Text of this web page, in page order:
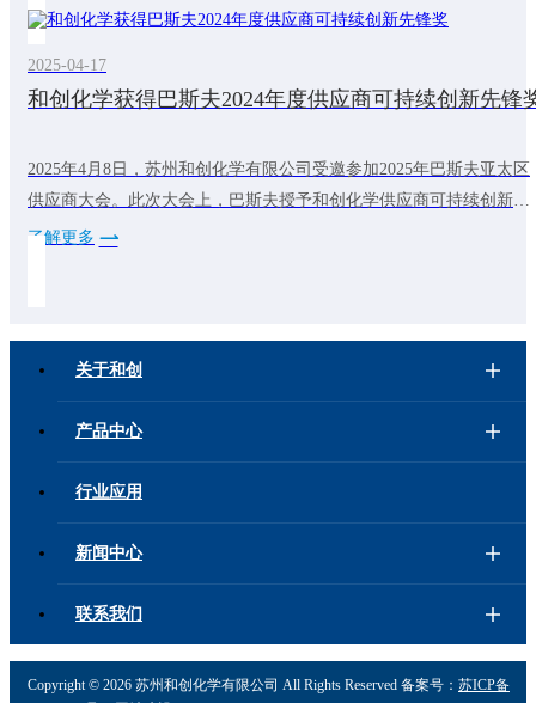
碳排放。公司同时建立完善的产品碳足迹管控体系，明确并落实碳排
2025-04-17
和创化学获得巴斯夫2024年度供应商可持续创新先锋
2025年4月8日，苏州和创化学有限公司受邀参加2025年巴斯夫亚太区
供应商大会。此次大会上，巴斯夫授予和创化学供应商可持续创新先
锋奖。这代表和创化学在可持续发展方面做出的不断努力得到了客户
了解更多
关于和创
产品中心
行业应用
新闻中心
联系我们
Copyright © 2026 苏州和创化学有限公司 All Rights Reserved 备案号： 苏ICP备